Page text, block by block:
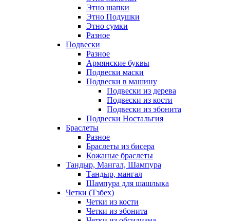
Этно шапки
Этно Подушки
Этно сумки
Разное
Подвески
Разное
Армянские буквы
Подвески маски
Подвески в машину
Подвески из дерева
Подвески из кости
Подвески из эбонита
Подвески Ностальгия
Браслеты
Разное
Браслеты из бисера
Кожаные браслеты
Тандыр, Мангал, Шампура
Тандыр, мангал
Шампура для шашлыка
Четки (Тзбех)
Четки из кости
Четки из эбонита